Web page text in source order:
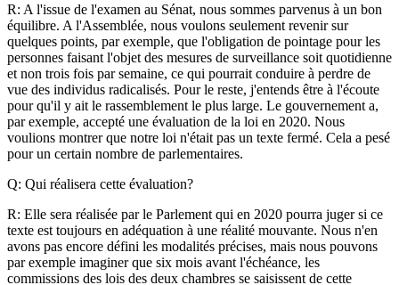
R: A l'issue de l'examen au Sénat, nous sommes parvenus à un bon
équilibre. A l'Assemblée, nous voulons seulement revenir sur
quelques points, par exemple, que l'obligation de pointage pour les
personnes faisant l'objet des mesures de surveillance soit quotidienne
et non trois fois par semaine, ce qui pourrait conduire à perdre de
vue des individus radicalisés. Pour le reste, j'entends être à l'écoute
pour qu'il y ait le rassemblement le plus large. Le gouvernement a,
par exemple, accepté une évaluation de la loi en 2020. Nous
voulions montrer que notre loi n'était pas un texte fermé. Cela a pesé
pour un certain nombre de parlementaires.
Q: Qui réalisera cette évaluation?
R: Elle sera réalisée par le Parlement qui en 2020 pourra juger si ce
texte est toujours en adéquation à une réalité mouvante. Nous n'en
avons pas encore défini les modalités précises, mais nous pouvons
par exemple imaginer que six mois avant l'échéance, les
commissions des lois des deux chambres se saisissent de cette